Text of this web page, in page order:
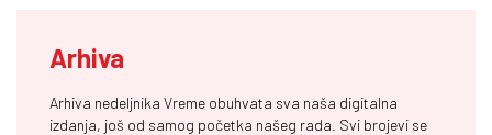
Arhiva
Arhiva nedeljnika Vreme obuhvata sva naša digitalna
izdanja, još od samog početka našeg rada. Svi brojevi se